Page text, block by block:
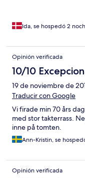
Ida, se hospedó 2
Opinión verificada
10/10
19 de noviembre de
Traducir con Google
Vi firade min 70 års
med stor takterrass.
inne på tomten.
Ann-Kristin, se
Opinión verificada